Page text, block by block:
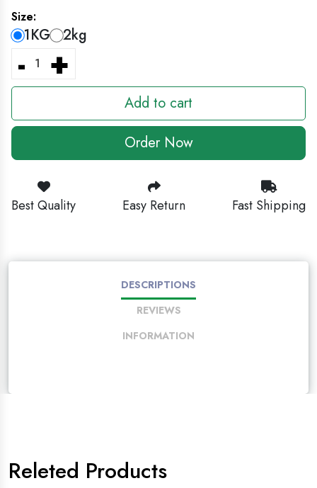
Size:
1KG 2kg
- +
Add to cart
Order Now
Best Quality Easy Return Fast Shipping
DESCRIPTIONS
REVIEWS
INFORMATION
Releted Products